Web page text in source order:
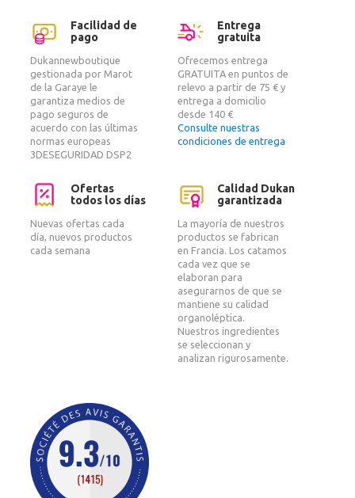
Facilidad de
pago
Dukannewboutique
gestionada por Marot
de la Garaye le
garantiza medios de
pago seguros de
acuerdo con las últimas
normas europeas
3DESEGURIDAD DSP2
Entrega
gratuita
Ofrecemos entrega
GRATUITA en puntos de
relevo a partir de 75 € y
entrega a domicilio
desde 140 €
Consulte nuestras
condiciones de entrega
Ofertas
todos los días
Nuevas ofertas cada
día, nuevos productos
cada semana
Calidad Dukan
garantizada
La mayoría de nuestros
productos se fabrican
en Francia. Los catamos
cada vez que se
elaboran para
asegurarnos de que se
mantiene su calidad
organoléptica.
Nuestros ingredientes
se seleccionan y
analizan rigurosamente.